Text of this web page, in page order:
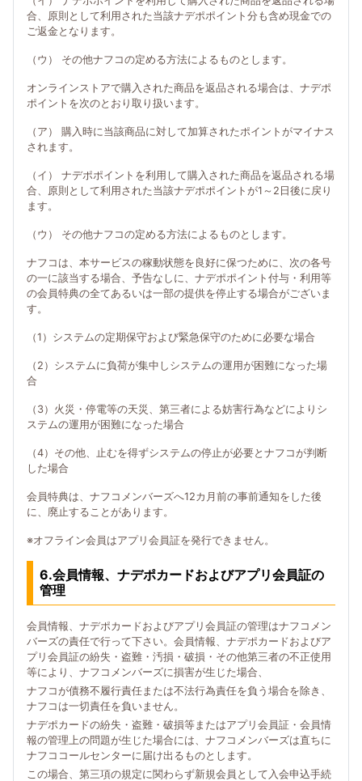
合、原則として利用された当該ナデポポイント分も含め現金での
ご返金となります。
（ウ） その他ナフコの定める方法によるものとします。
オンラインストアで購入された商品を返品される場合は、ナデポ
ポイントを次のとおり取り扱います。
（ア） 購入時に当該商品に対して加算されたポイントがマイナス
されます。
（イ） ナデポポイントを利用して購入された商品を返品される場
合、原則として利用された当該ナデポポイントが1～2日後に戻り
ます。
（ウ） その他ナフコの定める方法によるものとします。
ナフコは、本サービスの稼動状態を良好に保つために、次の各号
の一に該当する場合、予告なしに、ナデポポイント付与・利用等
の会員特典の全てあるいは一部の提供を停止する場合がございま
す。
（1）システムの定期保守および緊急保守のために必要な場合
（2）システムに負荷が集中しシステムの運用が困難になった場
合
（3）火災・停電等の天災、第三者による妨害行為などによりシ
ステムの運用が困難になった場合
（4）その他、止むを得ずシステムの停止が必要とナフコが判断
した場合
会員特典は、ナフコメンバーズへ12カ月前の事前通知をした後
に、廃止することがあります。
※オフライン会員はアプリ会員証を発行できません。
6.会員情報、ナデポカードおよびアプリ会員証の
管理
会員情報、ナデポカードおよびアプリ会員証の管理はナフコメン
バーズの責任で行って下さい。会員情報、ナデポカードおよびア
プリ会員証の紛失・盗難・汚損・破損・その他第三者の不正使用
等により、ナフコメンバーズに損害が生じた場合、
ナフコが債務不履行責任または不法行為責任を負う場合を除き、
ナフコは一切責任を負いません。
ナデポカードの紛失・盗難・破損等またはアプリ会員証・会員情
報の管理上の問題が生じた場合には、ナフコメンバーズは直ちに
ナフココールセンターに届け出るものとします。
この場合、第三項の規定に関わらず新規会員として入会申込手続